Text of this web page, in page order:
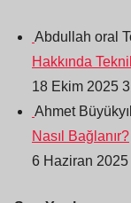
Abdullah oral
Hakkında
18 Ekim 2025
Ahmet
Nasıl Bağlanır?
6 Haziran 2025